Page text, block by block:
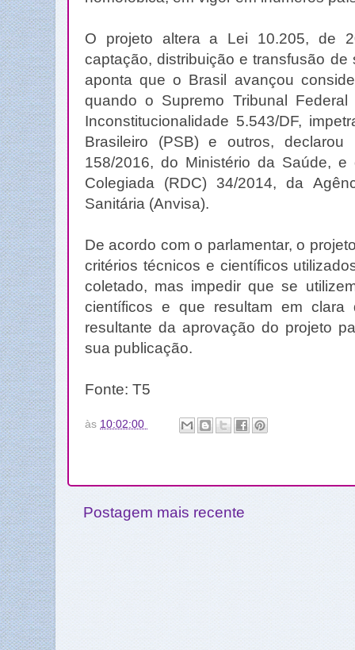
O projeto altera a Lei 10.205, de
captação, distribuição e transfusão
aponta que o Brasil avançou
quando o Supremo Tribunal
Inconstitucionalidade 5.543/DF,
Brasileiro (PSB) e outros, declarou
158/2016, do Ministério da Saúde,
Colegiada (RDC) 34/2014, da
Sanitária (Anvisa).
De acordo com o parlamentar, o
critérios técnicos e científicos
coletado, mas impedir que se
científicos e que resultam em clara
resultante da aprovação do projeto
sua publicação.
Fonte: T5
às 10:02:00
Postagem mais recente